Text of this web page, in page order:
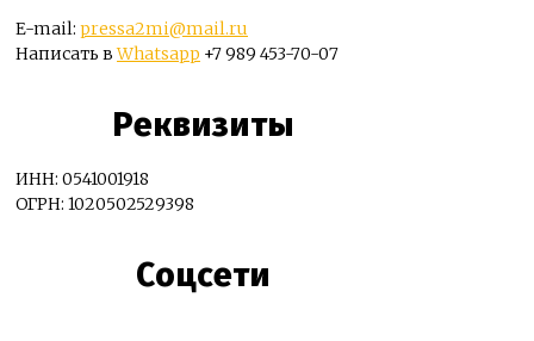
E-mail: pressa2mi@mail.ru
Написать вWhatsapp +7 989 453-70-07
Реквизиты
ИНН: 0541001918
ОГРН: 1020502529398
Соцсети